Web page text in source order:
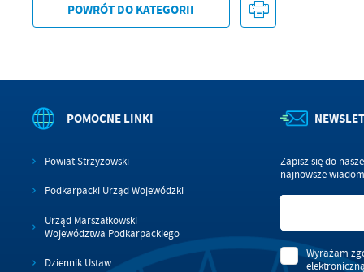
POWRÓT DO KATEGORII
POMOCNE LINKI
Powiat Strzyżowski
Podkarpacki Urząd Wojewódzki
Urząd Marszałkowski
Województwa Podkarpackiego
Dziennik Ustaw
Zapisz się do
najnowsze
Wyrażam